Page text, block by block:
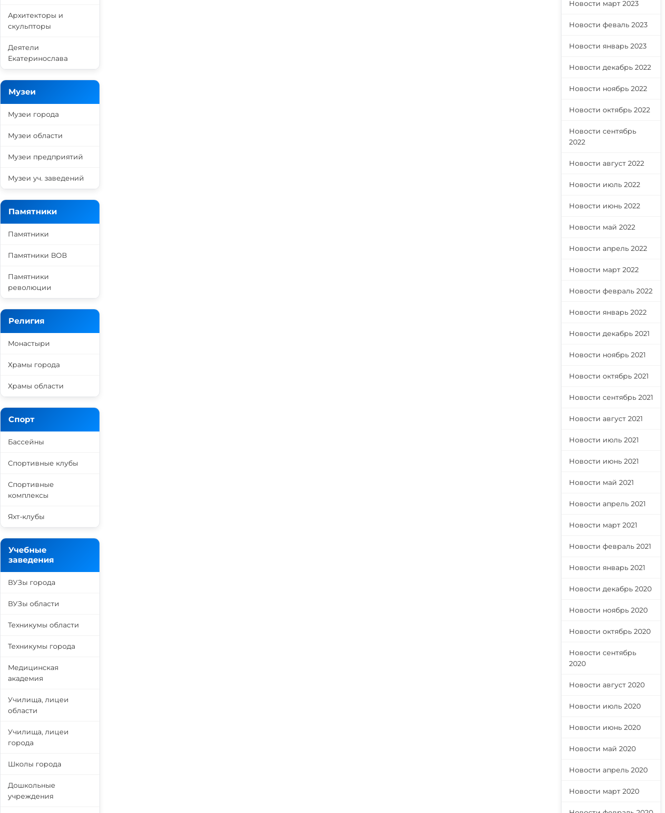
Архитекторы и
скульпторы
Деятели
Екатеринослава
Музеи
Музеи города
Музеи области
Музеи предприятий
Музеи уч. заведений
Памятники
Памятники
Памятники ВОВ
Памятники
революции
Религия
Монастыри
Храмы города
Храмы области
Спорт
Бассейны
Спортивные клубы
Спортивные
комплексы
Яхт-клубы
Учебные
заведения
ВУЗы города
ВУЗы области
Техникумы области
Техникумы города
Медицинская
академия
Училища, лицеи
области
Училища, лицеи
города
Школы города
Дошкольные
учреждения
Новости март 2023
Новости феваль 2023
Новости январь 2023
Новости декабрь 2022
Новости ноябрь 2022
Новости октябрь 2022
Новости сентябрь
2022
Новости август 2022
Новости июль 2022
Новости июнь 2022
Новости май 2022
Новости апрель 2022
Новости март 2022
Новости февраль 2022
Новости январь 2022
Новости декабрь 2021
Новости ноябрь 2021
Новости октябрь 2021
Новости сентябрь 2021
Новости август 2021
Новости июль 2021
Новости июнь 2021
Новости май 2021
Новости апрель 2021
Новости март 2021
Новости февраль 2021
Новости январь 2021
Новости декабрь 2020
Новости ноябрь 2020
Новости октябрь 2020
Новости сентябрь
2020
Новости август 2020
Новости июль 2020
Новости июнь 2020
Новости май 2020
Новости апрель 2020
Новости март 2020